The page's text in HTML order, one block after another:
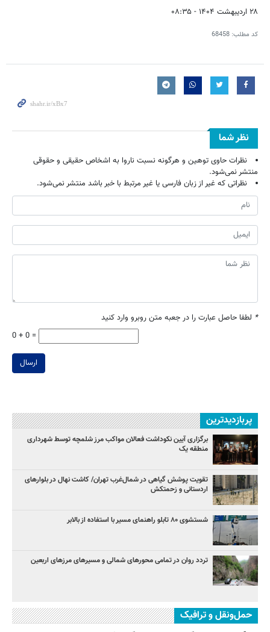
۲۸ اردیبهشت ۱۴۰۴ - ۰۸:۳۵
کد مطلب: 68458
نظر شما
نظرات حاوی توهین و هرگونه نسبت ناروا به اشخاص حقیقی و حقوقی
منتشر نمی‌شود.
نظراتی که غیر از زبان فارسی یا غیر مرتبط با خبر باشد منتشر نمی‌شود.
* لطفا حاصل عبارت را در جعبه متن روبرو وارد کنید
0 + 0 =
ارسال
پربازدیدترین
برگزاری آیین نکوداشت فعالان مواکب مرز شلمچه توسط شهرداری
منطقه یک
تقویت پوشش گیاهی در شمال‌غرب تهران/ کاشت نهال در بلوارهای
اردستانی و زحمتکش
شستشوی ۸۰ تابلو راهنمای مسیر با استفاده از بالابر
تردد روان در تمامی محورهای شمالی و مسیرهای مرزهای اربعین
حمل‌ونقل و ترافیک